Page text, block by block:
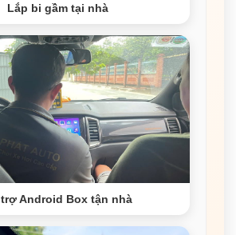
Lắp bi gầm tại nhà
trợ Android Box tận nhà